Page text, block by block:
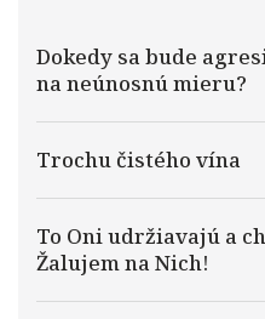
Dokedy sa bude
na neúnosnú mieru?
Trochu čistého vína
To Oni udržiavajú a
Žalujem na Nich!